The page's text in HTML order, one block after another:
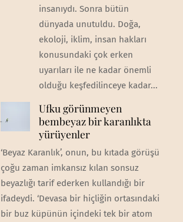
insanıydı. Sonra bütün
dünyada unutuldu. Doğa,
ekoloji, iklim, insan hakları
konusundaki çok erken
uyarıları ile ne kadar önemli
olduğu keşfedilinceye kadar...
Ufku görünmeyen
bembeyaz bir karanlıkta
yürüyenler
‘Beyaz Karanlık’, onun, bu kıtada görüşü
çoğu zaman imkansız kılan sonsuz
beyazlığı tarif ederken kullandığı bir
ifadeydi. ‘Devasa bir hiçliğin ortasındaki
bir buz küpünün içindeki tek bir atom